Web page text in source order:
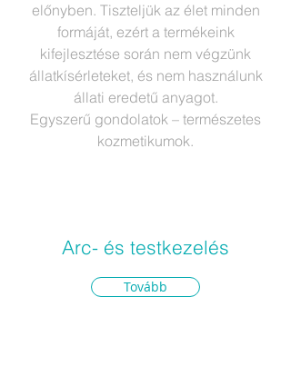
előnyben. Tiszteljük az élet minden
formáját, ezért a termékeink
kifejlesztése során nem végzünk
állatkísérleteket, és nem használunk
állati eredetű anyagot.
Egyszerű gondolatok – természetes
kozmetikumok.
Arc- és testkezelés
Tovább